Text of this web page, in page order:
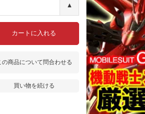
▲
カートに入れる
の商品について問合わせる
買い物を続ける